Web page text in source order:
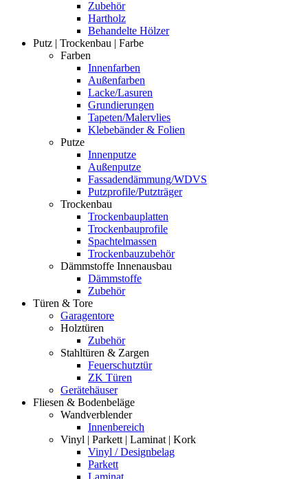
Zubehör
Hartholz
Behandelte Hölzer
Putz | Trockenbau | Farbe
Farben
Innenfarben
Außenfarben
Lacke/Lasuren
Grundierungen
Tapeten/Malervlies
Klebebänder & Folien
Putze
Innenputze
Außenputze
Fassadendämmung/WDVS
Putzprofile/Putzträger
Trockenbau
Trockenbauplatten
Trockenbauprofile
Spachtelmassen
Trockenbauzubehör
Dämmstoffe Innenausbau
Dämmstoffe
Zubehör
Türen & Tore
Garagentore
Holztüren
Zubehör
Stahltüren & Zargen
Feuerschutztür
ZK Türen
Gerätehäuser
Fliesen & Bodenbeläge
Wandverblender
Innenbereich
Vinyl | Parkett | Laminat | Kork
Vinyl / Designbelag
Parkett